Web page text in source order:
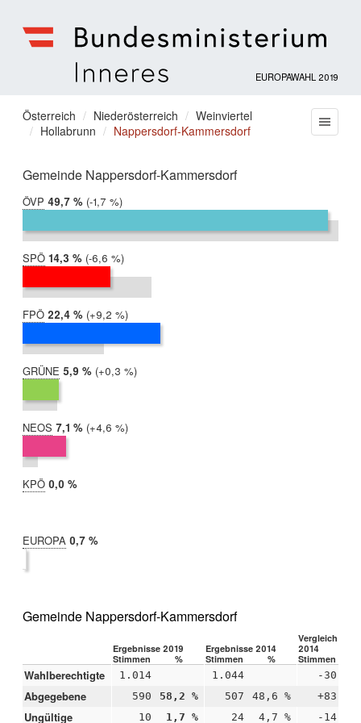
für
Inneres
EUROPAWAHL 2019
Sie
befinden
hier:
Österreich Niederösterreich
Weinviertel
Hollabrunn
Nappersdorf-Kammersdorf
Gemeinde Nappersdorf-Kammersdorf
ÖVP 2019:
49,7 %
2014:
51,3 %
Differenz:
-1,7 %
SPÖ 2019:
14,3 %
2014:
20,9 %
Differenz:
-6,6 %
FPÖ 2019:
22,4 %
2014:
13,3 %
Differenz:
+9,2 %
GRÜNE 2019:
5,9 %
2014:
5,6 %
Differenz:
+0,3 %
NEOS 2019:
7,1 %
2014:
2,5 %
Differenz:
+4,6 %
KPÖ 2019:
0,0 %
EUROPA 2019:
0,7 %
Gemeinde Nappersdorf-Kammersdorf
Ergebnisse 2019 Ergebnisse 2014
Vergleich
2014
Stimmen
% Stimmen % Stimmen
Wahlberechtigte 1.014 1.044 -30
Abgegebene 590 58,2 % 507 48,6 % +83
Ungültige 10 1,7 % 24 4,7 % -14